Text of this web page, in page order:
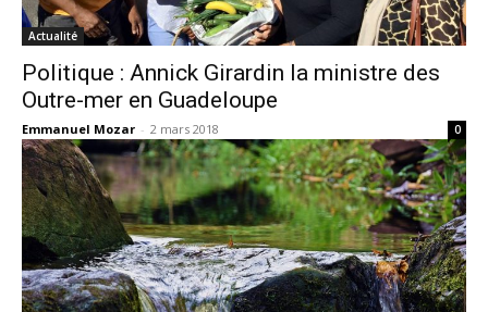
Actualité
Politique : Annick Girardin la ministre des
Outre-mer en Guadeloupe
Emmanuel Mozar - 2 mars 2018 0